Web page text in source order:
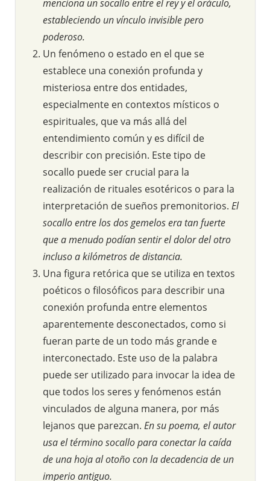
menciona un socallo entre el rey y el oráculo,
estableciendo un vínculo invisible pero
poderoso.
Un fenómeno o estado en el que se
establece una conexión profunda y
misteriosa entre dos entidades,
especialmente en contextos místicos o
espirituales, que va más allá del
entendimiento común y es difícil de
describir con precisión. Este tipo de
socallo puede ser crucial para la
realización de rituales esotéricos o para la
interpretación de sueños premonitorios. El
socallo entre los dos gemelos era tan fuerte
que a menudo podían sentir el dolor del otro
incluso a kilómetros de distancia.
Una figura retórica que se utiliza en textos
poéticos o filosóficos para describir una
conexión profunda entre elementos
aparentemente desconectados, como si
fueran parte de un todo más grande e
interconectado. Este uso de la palabra
puede ser utilizado para invocar la idea de
que todos los seres y fenómenos están
vinculados de alguna manera, por más
lejanos que parezcan. En su poema, el autor
usa el término socallo para conectar la caída
de una hoja al otoño con la decadencia de un
imperio antiguo.